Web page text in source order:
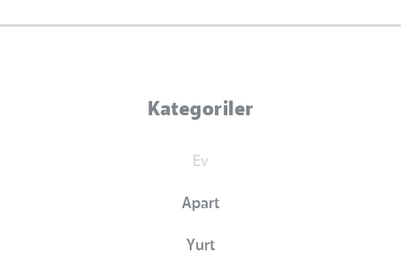
Kategoriler
Ev
Apart
Yurt